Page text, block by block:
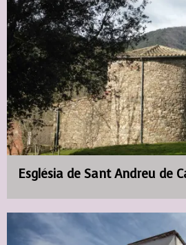
Església de Sant Andreu de